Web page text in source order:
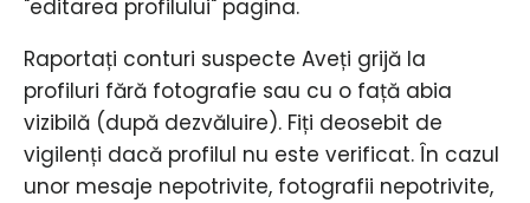
"editarea profilului" pagina.
Raportați conturi suspecte Aveți grijă la
profiluri fără fotografie sau cu o față abia
vizibilă (după dezvăluire). Fiți deosebit de
vigilenți dacă profilul nu este verificat. În cazul
unor mesaje nepotrivite, fotografii nepotrivite,